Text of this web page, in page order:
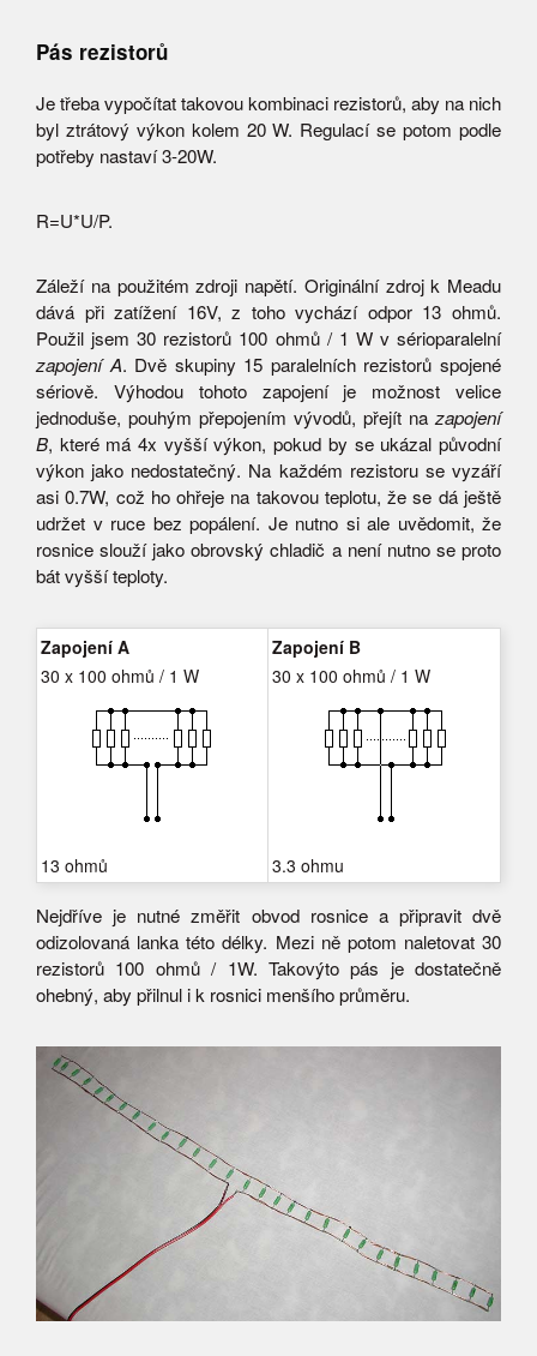
Pás rezistorů
Je třeba vypočítat takovou kombinaci rezistorů, aby na nich
byl ztrátový výkon kolem 20 W. Regulací se potom podle
potřeby nastaví 3-20W.
R=U*U/P.
Záleží na použitém zdroji napětí. Originální zdroj k Meadu
dává při zatížení 16V, z toho vychází odpor 13 ohmů.
Použil jsem 30 rezistorů 100 ohmů / 1 W v sérioparalelní
zapojení A. Dvě skupiny 15 paralelních rezistorů spojené
sériově. Výhodou tohoto zapojení je možnost velice
jednoduše, pouhým přepojením vývodů, přejít nazapojení
B, které má 4x vyšší výkon, pokud by se ukázal původní
výkon jako nedostatečný. Na každém rezistoru se vyzáří
asi 0.7W, což ho ohřeje na takovou teplotu, že se dá ještě
udržet v ruce bez popálení. Je nutno si ale uvědomit, že
rosnice slouží jako obrovský chladič a není nutno se proto
bát vyšší teploty.
Zapojení A
30 x 100 ohmů / 1 W
13 ohmů
Zapojení B
30 x 100 ohmů / 1 W
3.3 ohmu
Nejdříve je nutné změřit obvod rosnice a připravit dvě
odizolovaná lanka této délky. Mezi ně potom naletovat 30
rezistorů 100 ohmů / 1W. Takovýto pás je dostatečně
ohebný, aby přilnul i k rosnici menšího průměru.